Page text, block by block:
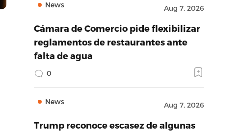
News Aug 7, 2026
Cámara de Comercio pide flexibilizar
reglamentos de restaurantes ante
falta de agua
0
News Aug 7, 2026
Trump reconoce escasez de algunas